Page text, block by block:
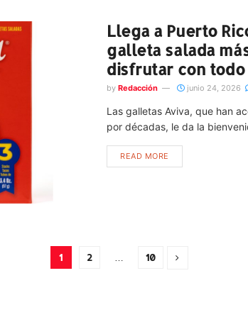
Llega a Puerto
galleta salada
disfrutar con todo
by Redacción junio 24, 2026
Las galletas Aviva, que han
por décadas, le da la
READ MORE
1 2 … 10